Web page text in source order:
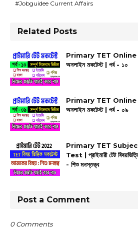
#Jobguidee Current Affairs
Related Posts
Primary TET Online
অনলাইন মকটেস্ট | পর্ব - ১০
Primary TET Online
অনলাইন মকটেস্ট | পর্ব - ০৯
Primary TET
Test | প্রাইমারী টেট
- শিশু মনস্তত্ত্ব
Post a Comment
0 Comments